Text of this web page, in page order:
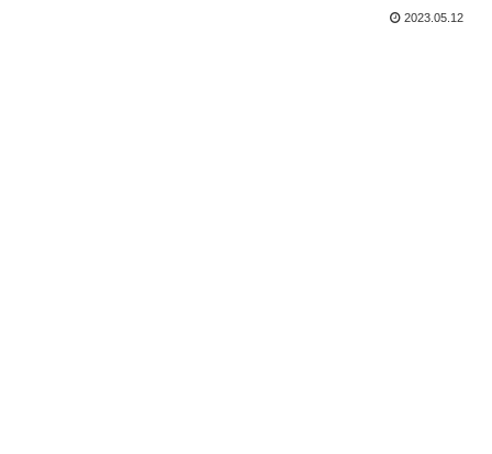
2023.05.12